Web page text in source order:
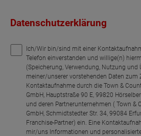
Datenschutzerklärung
Ich/Wir bin/sind mit einer
Telefon einverstanden und willige(n)
(Speicherung, Verwendung, Nutzung und
meiner/unserer vorstehenden Daten zum
Kontaktaufnahme durch die Town &
GmbH, Hauptstraße 90 E, 99820
und deren Partnerunternehmen ( Town &
GmbH, Schmidtstedter Str. 34, 99084
Franchise-Partner) ein. Eine
mir/uns Informationen und